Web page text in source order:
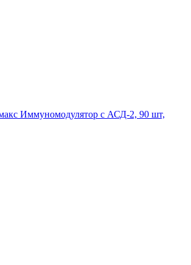
Иммуномодулятор с АСД-2, 90 шт,